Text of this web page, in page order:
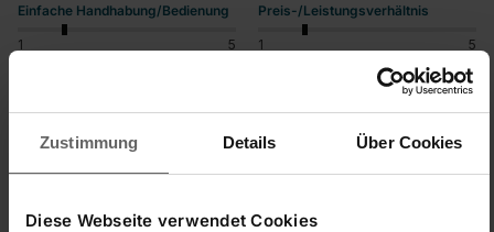
Zustimmung Details Über Cookies
Diese Webseite verwendet Cookies
Einfache Handhabung/Bedienung
1 5
Preis-/Leistungsverhältnis
1
5
Antwort:
Hallo,